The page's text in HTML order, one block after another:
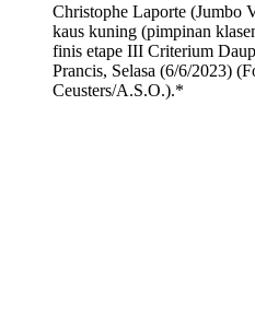
Christophe Laporte (Jumbo
kaus kuning (pimpinan
finis etape III Criterium
Prancis, Selasa (6/6/2023)
Ceusters/A.S.O.).*